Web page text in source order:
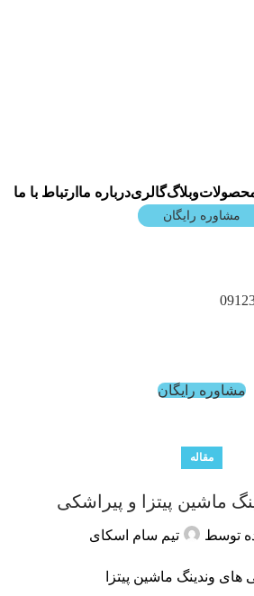
وبلاگگالریدرباره ما ارتباط با ما
مشاوره رایگان
مشاوره رایگان
مقاله
توسط تیم سام اسکای